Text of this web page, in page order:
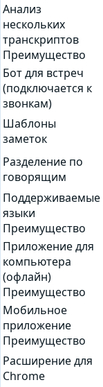
Анализ
нескольких
транскриптов
Преимущество
Бот для встреч
(подключается к
звонкам)
Шаблоны
заметок
Разделение по
говорящим
Поддерживаемые
языки
Преимущество
Приложение для
компьютера
(офлайн)
Преимущество
Мобильное
приложение
Преимущество
Расширение для
Chrome